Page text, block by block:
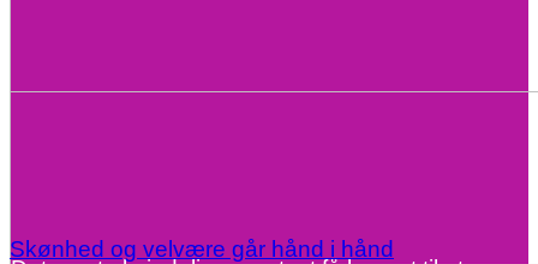
Skønhed og velvære går hånd i hånd